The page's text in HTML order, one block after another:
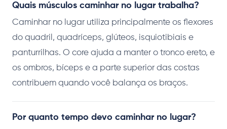
Quais músculos caminhar no lugar trabalha?
Caminhar no lugar utiliza principalmente os flexores
do quadril, quadríceps, glúteos, isquiotibiais e
panturrilhas. O core ajuda a manter o tronco ereto, e
os ombros, bíceps e a parte superior das costas
contribuem quando você balança os braços.
Por quanto tempo devo caminhar no lugar?